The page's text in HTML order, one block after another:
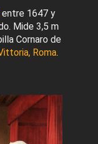
1647 y
Mide 3,5 m
Cornaro de
Roma.